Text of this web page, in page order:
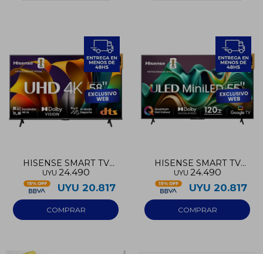
HISENSE SMART TV
UHD 58
UYU 24.490
UYU 20.817
HISENSE SMART TV
MINI LED 4K 55
UYU 24.490
UYU 20.817